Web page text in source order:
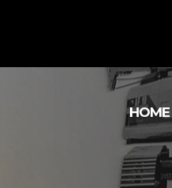
HOME